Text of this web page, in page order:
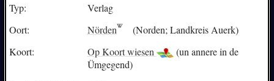
Typ:
Verlag
Oort:
Nörden
(Norden; Landkreis Auerk)
Koort:
Op Koort wiesen
(un annere in de
Ümgegend)